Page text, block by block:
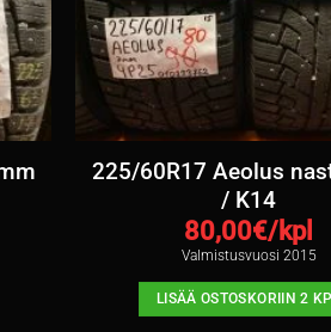
225/60R17 Aeolus
/ K14
80,00€/kpl
Valmistusvuosi 2015
LISÄÄ OSTOSKORIIN 2